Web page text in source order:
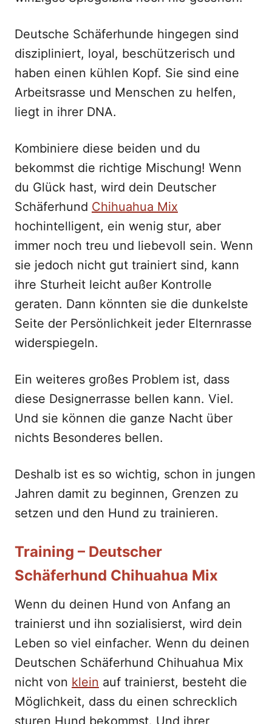
Deutsche Schäferhunde hingegen sind
diszipliniert, loyal, beschützerisch und
haben einen kühlen Kopf. Sie sind eine
Arbeitsrasse und Menschen zu helfen,
liegt in ihrer DNA.
Kombiniere diese beiden und du
bekommst die richtige Mischung! Wenn
du Glück hast, wird dein Deutscher
Schäferhund Chihuahua Mix
hochintelligent, ein wenig stur, aber
immer noch treu und liebevoll sein. Wenn
sie jedoch nicht gut trainiert sind, kann
ihre Sturheit leicht außer Kontrolle
geraten. Dann könnten sie die dunkelste
Seite der Persönlichkeit jeder Elternrasse
widerspiegeln.
Ein weiteres großes Problem ist, dass
diese Designerrasse bellen kann. Viel.
Und sie können die ganze Nacht über
nichts Besonderes bellen.
Deshalb ist es so wichtig, schon in jungen
Jahren damit zu beginnen, Grenzen zu
setzen und den Hund zu trainieren.
Training – Deutscher
Schäferhund Chihuahua Mix
Wenn du deinen Hund von Anfang an
trainierst und ihn sozialisierst, wird dein
Leben so viel einfacher. Wenn du deinen
Deutschen Schäferhund Chihuahua Mix
nicht von klein auf trainierst, besteht die
Möglichkeit, dass du einen schrecklich